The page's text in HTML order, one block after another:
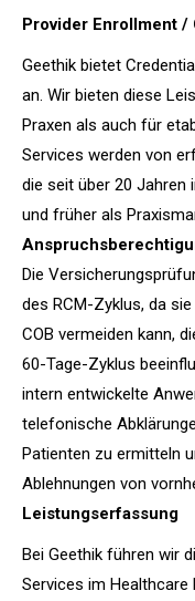
Provider Enrollment /
Geethik bietet
an. Wir bieten diese
Praxen als auch für
Services werden von
die seit über 20 Jahren
und früher als
Die
des RCM-Zyklus, da
COB vermeiden kann,
60-Tage-Zyklus
intern entwickelte
telefonische
Patienten zu ermitteln
Ablehnungen von
Leistungserfassung
Bei Geethik führen wir
Services im Healthcare